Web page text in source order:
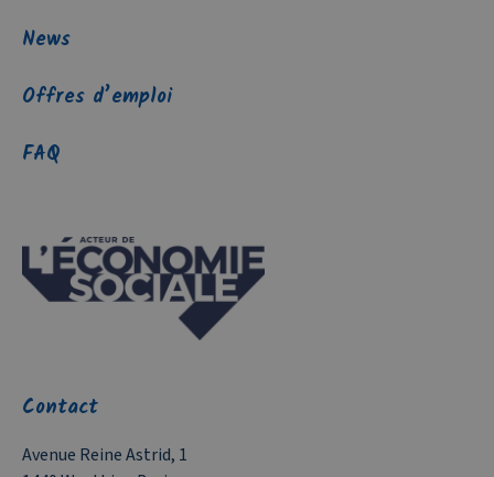
News
Offres d’emploi
FAQ
Contact
Avenue Reine Astrid, 1